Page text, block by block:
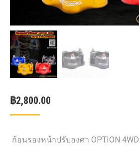
฿2,800.00
ก้อนรองหน้าปรับองศา OPTION 4WD